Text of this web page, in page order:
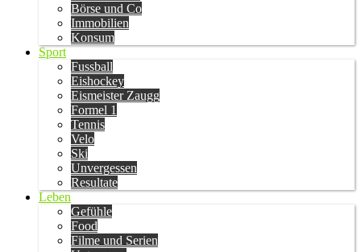
Börse und Co
Immobilien
Konsum
Sport
Fussball
Eishockey
Eismeister Zaugg
Formel 1
Tennis
Velo
Ski
Unvergessen
Resultate
Leben
Gefühle
Food
Filme und Serien